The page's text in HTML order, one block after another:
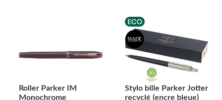
Roller Parker IM
Monochrome
Stylo bille Parker Jotter
recyclé (encre bleue)